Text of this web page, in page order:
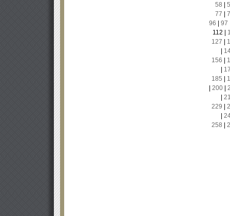
58
77
96
97
112
127
156
185
200|
229
258